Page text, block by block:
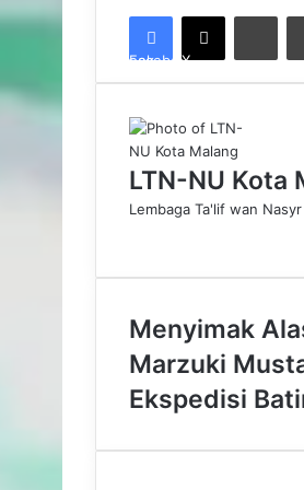
Facebook X
LTN-NU Kota
Lembaga Ta'lif wan
Menyimak
Marzuki
Ekspedisi